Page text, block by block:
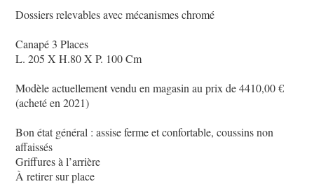
Dossiers relevables avec mécanismes chromé
Canapé 3 Places
L. 205 X H.80 X P. 100 Cm
Modèle actuellement vendu en magasin au prix de 4410,00 €
(acheté en 2021)
Bon état général : assise ferme et confortable, coussins non
affaissés
Griffures à l’arrière
À retirer sur place